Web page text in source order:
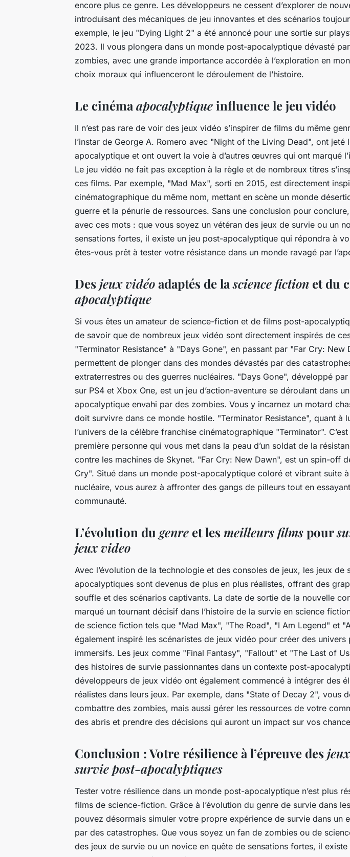
encore plus ce genre. Les développeurs ne cessent d’explorer de
introduisant des mécaniques de jeu innovantes et des scénarios
exemple, le jeu "Dying Light 2" a été annoncé pour une sortie sur
2023. Il vous plongera dans un monde post-apocalyptique dévasté
zombies, avec une grande importance accordée à l’exploration en
choix moraux qui influenceront le déroulement de l’histoire.
Le cinéma apocalyptiqueinfluence le jeu vidéo
Il n’est pas rare de voir des jeux vidéo s’inspirer de films du même
l’instar de George A. Romero avec "Night of the Living Dead", ont jeté
apocalyptique et ont ouvert la voie à d’autres œuvres qui ont marqué
Le jeu vidéo ne fait pas exception à la règle et de nombreux titres
ces films. Par exemple, "Mad Max", sorti en 2015, est directement
cinématographique du même nom, mettant en scène un monde
guerre et la pénurie de ressources. Sans une conclusion pour
avec ces mots : que vous soyez un vétéran des jeux de survie ou un
sensations fortes, il existe un jeu post-apocalyptique qui répondra à
êtes-vous prêt à tester votre résistance dans un monde ravagé par
Desjeux vidéoadaptés de lascience fiction et du
apocalyptique
Si vous êtes un amateur de science-fiction et de films post-
de savoir que de nombreux jeux vidéo sont directement inspirés de
"Terminator Resistance" à "Days Gone", en passant par "Far Cry: New
permettent de plonger dans des mondes dévastés par des
extraterrestres ou des guerres nucléaires. "Days Gone", développé
sur PS4 et Xbox One, est un jeu d’action-aventure se déroulant dans
apocalyptique envahi par des zombies. Vous y incarnez un motard
doit survivre dans ce monde hostile. "Terminator Resistance", quant à
l’univers de la célèbre franchise cinématographique "Terminator".
première personne qui vous met dans la peau d’un soldat de la
contre les machines de Skynet. "Far Cry: New Dawn", est un spin-off
Cry". Situé dans un monde post-apocalyptique coloré et vibrant suite
nucléaire, vous aurez à affronter des gangs de pilleurs tout en
communauté.
L’évolution du genre et lesmeilleurs filmspour
jeux video
Avec l’évolution de la technologie et des consoles de jeux, les jeux de
apocalyptiques sont devenus de plus en plus réalistes, offrant des
souffle et des scénarios captivants. La date de sortie de la nouvelle
marqué un tournant décisif dans l’histoire de la survie en science
de science fiction tels que "Mad Max", "The Road", "I Am Legend" et
également inspiré les scénaristes de jeux vidéo pour créer des univers
immersifs. Les jeux comme "Final Fantasy", "Fallout" et "The Last of
des histoires de survie passionnantes dans un contexte post-
développeurs de jeux vidéo ont également commencé à intégrer des
réalistes dans leurs jeux. Par exemple, dans "State of Decay 2", vous
combattre des zombies, mais aussi gérer les ressources de votre
des abris et prendre des décisions qui auront un impact sur vos
Conclusion : Votre résilience à l’épreuve des
survie post-apocalyptiques
Tester votre résilience dans un monde post-apocalyptique n’est plus
films de science-fiction. Grâce à l’évolution du genre de survie dans
pouvez désormais simuler votre propre expérience de survie dans un
par des catastrophes. Que vous soyez un fan de zombies ou de
des jeux de survie ou un novice en quête de sensations fortes, il